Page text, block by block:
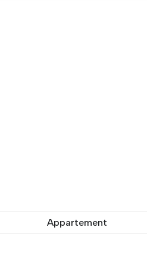
Appartement